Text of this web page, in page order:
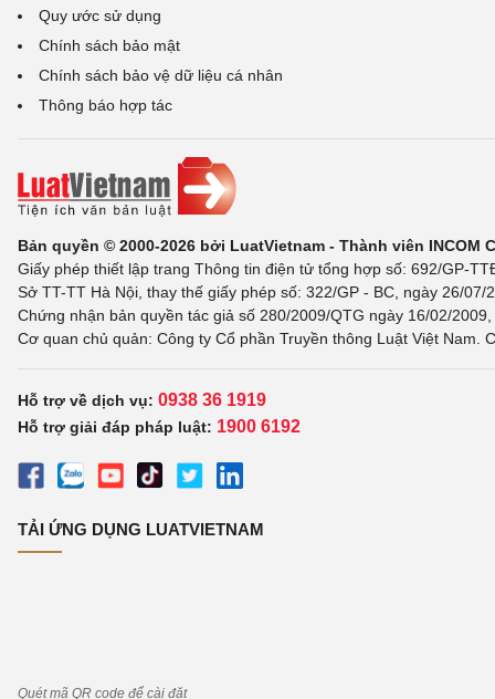
Quy ước sử dụng
Chính sách bảo mật
Chính sách bảo vệ dữ liệu cá nhân
Thông báo hợp tác
Bản quyền © 2000-2026 bởi LuatVietnam - Thành viên INCOM
Giấy phép thiết lập trang Thông tin điện tử tổng hợp số: 692/GP-
Sở TT-TT Hà Nội, thay thế giấy phép số: 322/GP - BC, ngày 26/
Chứng nhận bản quyền tác giả số 280/2009/QTG ngày 16/02/
Cơ quan chủ quản: Công ty Cổ phần Truyền thông Luật Việt Nam.
Hỗ trợ về dịch vụ: 0938 36 1919
Hỗ trợ giải đáp pháp luật: 1900 6192
TẢI ỨNG DỤNG LUATVIETNAM
Quét mã QR code để cài đặt